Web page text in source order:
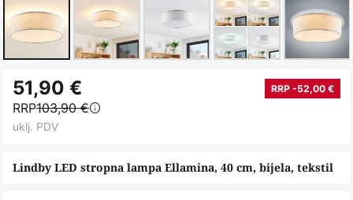
to
the
beginning
the
Lindby LED stropna lampa Ellamina, 40 cm, bijela, tekstil
51,90 € RRP -52,00 €
RRP103,90 €
uklj. PDV